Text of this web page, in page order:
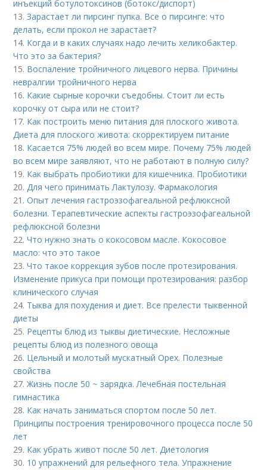
инъекций ботулотоксинов (ботокс/диспорт)
13.Зарастает ли пирсинг пупка. Все о пирсинге: что
делать, если прокол не зарастает?
14. Когда и в каких случаях надо лечить хеликобактер.
Что это за бактерия?
15. Воспаление тройничного лицевого нерва. Причины
невралгии тройничного нерва
16. Какие сырные корочки съедобны. Стоит ли есть
корочку от сыра или не стоит?
17. Как построить меню питания для плоского живота.
Диета для плоского живота: скорректируем питание
18. Касается 75% людей во всем мире. Почему 75% людей
во всем мире заявляют, что не работают в полную силу?
19. Как выбрать пробиотики для кишечника. Пробиотики
20. Для чего принимать Лактулозу. Фармакология
21.Опыт лечения гастроэзофагеальной рефлюксной
болезни. Терапевтические аспекты гастроэзофагеальной
рефлюксной болезни
22.Что нужно знать о кокосовом масле. Кокосовое
масло: что это такое
23.Что такое коррекция зубов после протезирования.
Изменение прикуса при помощи протезирования: разбор
клинического случая
24. Тыква для похудения и диет. Все прелести тыквенной
диеты
25. Рецепты блюд из тыквы диетические. Несложные
рецепты блюд из полезного овоща
26. Цельный и молотый мускатный Орех. Полезные
свойства
27.Жизнь после 50 ~ зарядка. Лечебная постельная
гимнастика
28. Как начать заниматься спортом после 50 лет.
Принципы построения тренировочного процесса после 50
лет
29. Как убрать живот после 50 лет. Диетология
30. 10 упражнений для рельефного тела. Упражнение